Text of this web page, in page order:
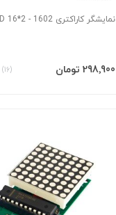
نمایشگر کاراکتری 1602 - LCD 16*2
(16) ‎298٬900 تومان
افزودن به سبد